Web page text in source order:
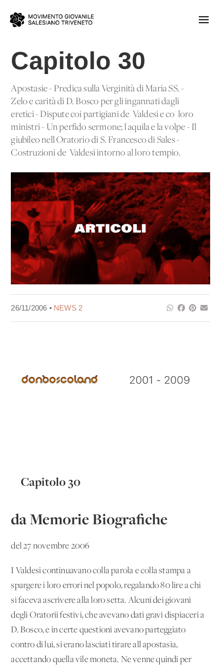
Capitolo 30
Apostasie - Predica sulla Verginità di Maria SS. -
Zelo e carità di D. Bosco per gli ingannati dagli
eretici - Dispute coi partigiani de' Valdesi e co' loro
ministri - Un perfido sermone; l'aquila e la volpe - Il
giubileo nell'Oratorio di S. Francesco di Sales -
Costruzioni de' Valdesi intorno al loro tempio.
26/11/2006 • NEWS 2
Capitolo 30
da Memorie Biografiche
del 27 novembre 2006
I Valdesi continuavano colla parola e colla stampa a
spargere i loro errori nel popolo, regalando 80 lire a chi
si faceva ascrivere alla loro setta. Alcuni dei giovani
degli Oratorii festivi, che avevano dati gravi dispiaceri a
D. Bosco, e in certe questioni avevano parteggiato
contro di lui, si erano lasciati tirare all'apostasia,
accettando quella vile moneta. Ne venne quindi per